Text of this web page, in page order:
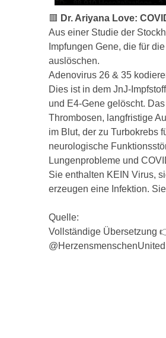
🟥 Dr. Ariyana Love:
Aus einer Studie der
Impfungen Gene, die für
auslöschen.
Adenovirus 26 & 35
Dies ist in dem JnJ-
und E4-Gene gelöscht.
Thrombosen, langfristige
im Blut, der zu Turbokrebs
neurologische
Lungenprobleme und
Sie enthalten KEIN Virus,
erzeugen eine Infektion.
Quelle:
Vollständige Übersetzung
@HerzensmenschenUnited